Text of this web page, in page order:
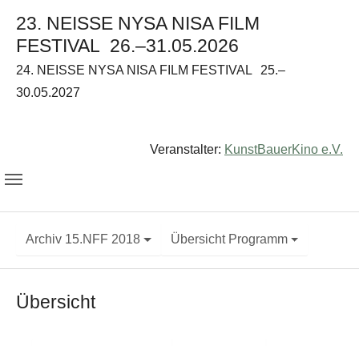
23. NEISSE NYSA NISA FILM
FESTIVAL 26.–31.05.2026
24. NEISSE NYSA NISA FILM FESTIVAL
25.–
30.05.2027
Veranstalter: KunstBauerKino e.V.
Archiv 15.NFF 2018 Übersicht Programm
Übersicht